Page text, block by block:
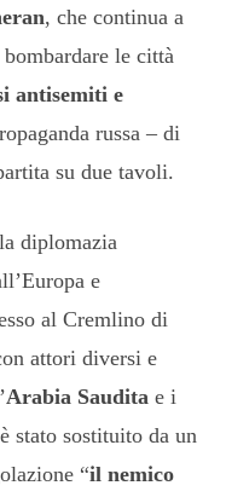
, che continua a
le città
antisemiti e
russa – di
su due tavoli.
diplomazia
e
al Cremlino di
attori diversi e
Arabia Saudita e i
stato sostituito da un
“il nemico